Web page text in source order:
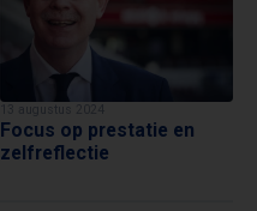
Focus op prestatie en
zelfreflectie